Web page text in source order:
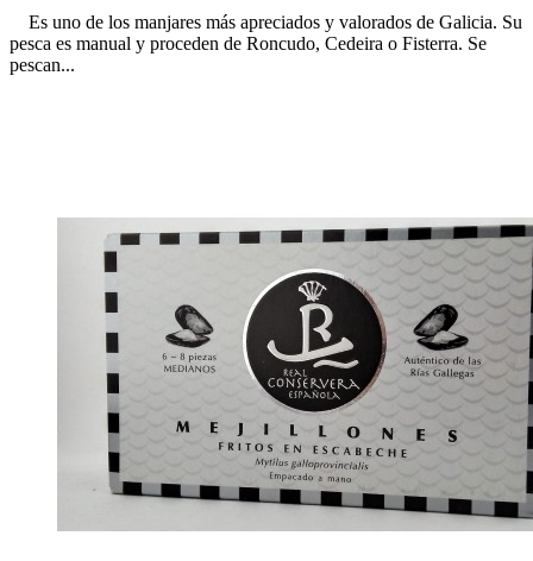
Es uno de los manjares más apreciados y valorados de Galicia. Su
pesca es manual y proceden de Roncudo, Cedeira o Fisterra. Se
pescan...